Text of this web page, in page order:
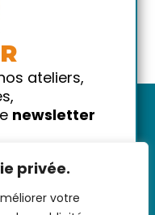
privée.
votre
ateliers,
newsletter